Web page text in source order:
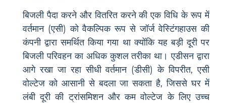
बिजली पैदा करने और वितरित करने की एक विधि के रूप में
वर्तमान (एसी) को वैकल्पिक रूप से जॉर्ज वेस्टिंगहाउस की
कंपनी द्वारा समर्थित किया गया था क्योंकि यह बड़ी दूरी पर
बिजली परिवहन का अधिक कुशल तरीका था। एडीसन द्वारा
आगे रखा जा रहा सीधी वर्तमान (डीसी) के विपरीत, एसी
वोल्टेज को आसानी से बदला जा सकता है, जिससे घर में
लंबी दूरी की ट्रांसमिशन और कम वोल्टेज के लिए उच्च